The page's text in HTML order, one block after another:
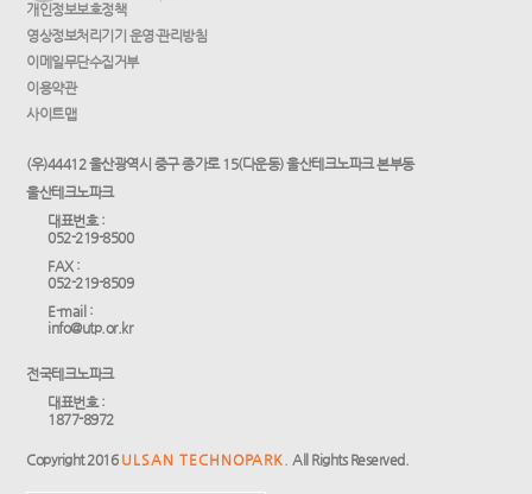
개인정보보호정책
영상정보처리기기 운영·관리방침
이메일무단수집거부
이용약관
사이트맵
(우)44412 울산광역시 중구 종가로 15(다운동) 울산테크노파크 본부동
울산테크노파크
대표번호 :
052-219-8500
FAX :
052-219-8509
E-mail :
info@utp.or.kr
전국테크노파크
대표번호 :
1877-8972
Copyright 2016 ULSAN TECHNOPARK. All Rights Reserved.